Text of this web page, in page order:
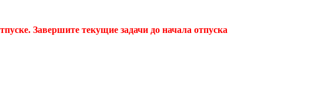
Завершите текущие задачи до начала отпуска